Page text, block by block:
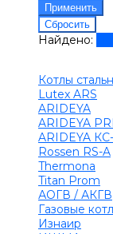
Найдено:
Котлы
Lutex ARS
ARIDEYA
ARIDEYA
ARIDEYA
Rossen RS-A
Thermona
Titan Prom
АОГВ / АКГВ
Газовые
Изнаир